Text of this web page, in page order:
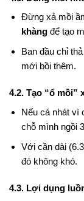
Đừng xả mồi
khàngđể tạo
Ban đầu chỉ
mới bồi thêm.
4.2. Tạo “ổ mồi”
Nếu cá nhát vì
chỗ mình ngồi
Với cần dài
đó không khó.
4.3. Lợi dụng